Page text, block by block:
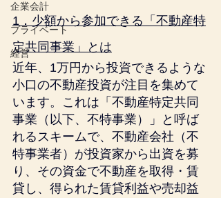
企業会計
プライベート
経営
1．少額から参加できる「不動産特
定共同事業」とは
近年、1万円から投資できるような
小口の不動産投資が注目を集めて
います。これは「不動産特定共同
事業（以下、不特事業）」と呼ば
れるスキームで、不動産会社（不
特事業者）が投資家から出資を募
り、その資金で不動産を取得・賃
貸し、得られた賃貸利益や売却益